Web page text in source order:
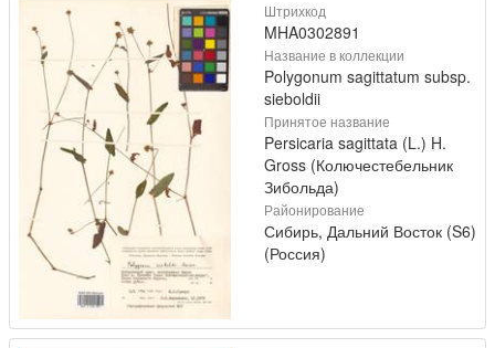
Штрихкод
MHA0302891
Название в коллекции
Polygonum sagittatum subsp.
sieboldii
Принятое название
Persicaria sagittata (L.) H.
Gross (Колючестебельник
Зибольда)
Районирование
Сибирь, Дальний Восток (S6)
(Россия)